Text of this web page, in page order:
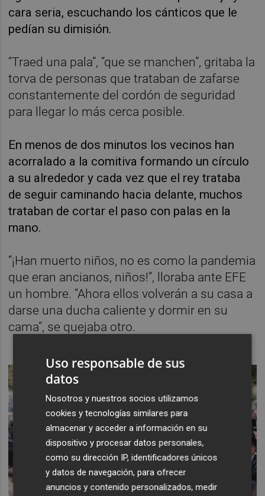
cara seria, escuchando los cánticos que le
pedían su dimisión.
“Traed una pala”, “que se manchen”, gritaba la
torva de personas que trataban de zafarse
constantemente del cordón de seguridad
para llegar lo más cerca posible.
En menos de dos minutos los vecinos han
acorralado a la comitiva formando un círculo
a su alrededor y cada vez que el rey trataba
de seguir caminando hacia delante, muchos
trataban de cortar el paso con palas en la
mano.
“¡Han muerto niños, no es como la pandemia
que eran ancianos, niños!”, lloraba ante EFE
un hombre. “Ahora ellos volverán a su casa a
darse una ducha caliente y dormir en su
cama”, se quejaba otro.
Uso responsable de sus
datos
Nosotros y nuestros socios utilizamos
cookies y tecnologías similares para
almacenar y acceder a información en su
dispositivo y procesar datos personales,
como su dirección IP, identificadores únicos
y datos de navegación, para ofrecer
anuncios y contenido personalizados, medir